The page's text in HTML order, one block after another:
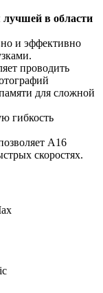
лучшей в области
и эффективно
проводить
для сложной
гибкость
A16
скоростях.